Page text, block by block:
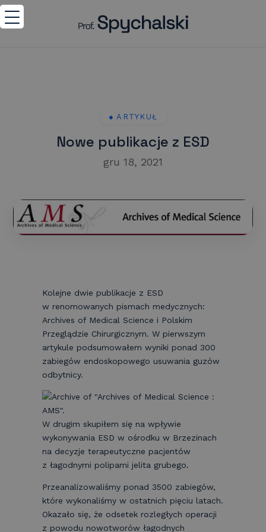
Nowe publikacje z ESD
gru 18, 2021
Kolejne dwie publikacje z ESD
w renomowanych pismach medycznych:
Archives of Medical Science i Polskim
Przeglądzie Chirurgicznym. W pierwszym
artykule podsumowałem wyniki ponad 300
zabiegów endoskopowego usuwania guzów
odbytnicy.
W drugim skupiłem się na wpływie
wykonywania ESD w ośrodku w Brzezinach
na decyzje terapeutyczne pacjentów
z łagodnymi polipami jelita grubego.
Przeanalizowaliśmy ponad 3500 zabiegów,
które wykonaliśmy w ostatnich pięciu latach.
Okazało się, że odsetek rozległych operacji
z powodu nowotworów łagodnych